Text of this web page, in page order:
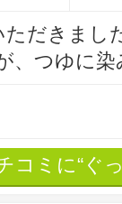
だきまし
つゆに
コミに“ぐ